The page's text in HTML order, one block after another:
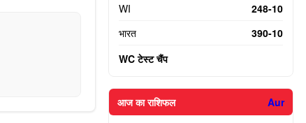
WI
248-10
भारत
390-10
WC टेस्ट चैंप
आज का राशिफल Aur